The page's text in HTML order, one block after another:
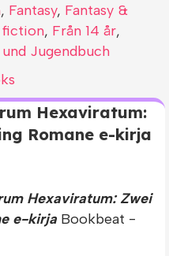
Hexaviratum:
Romane e-kirja
Hexaviratum: Zwei
e-kirja Bookbeat -
, Fantasy, Fantasy &
fiction, Från 14 år,
Jugendbuch